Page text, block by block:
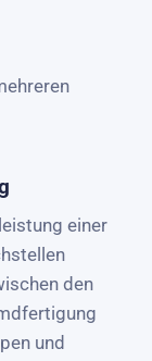
einer
den
und